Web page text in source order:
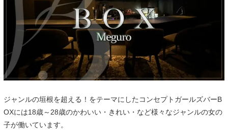
ジャンルの垣根を超える！をテーマにしたコンセプトガールズバーB
OXには18歳～28歳のかわいい・きれい・など様々なジャンルの女の
子が働いています。